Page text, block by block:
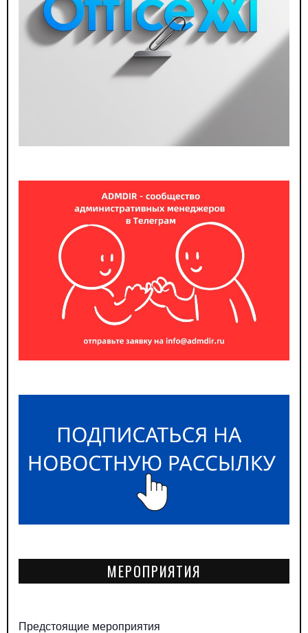
МЕРОПРИЯТИЯ
Предстоящие мероприятия